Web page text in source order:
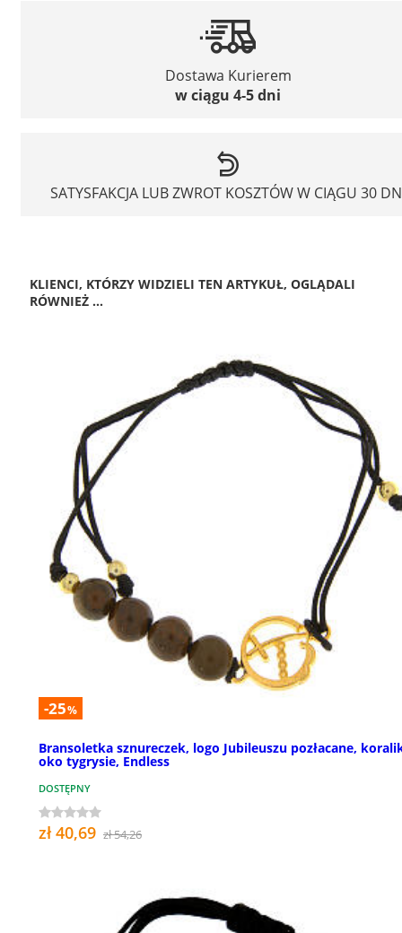
Dostawa Kurierem
w ciągu 4-5 dni
SATYSFAKCJA LUB ZWROT KOSZTÓW W CIĄGU 30
KLIENCI, KTÓRZY WIDZIELI TEN ARTYKUŁ, OGLĄDALI
RÓWNIEŻ ...
-25%
Bransoletka sznureczek, logo Jubileuszu pozłacane,
oko tygrysie, Endless
DOSTĘPNY
zł 40,69 zł 54,26